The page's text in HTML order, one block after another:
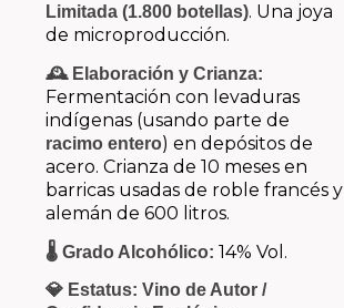
Limitada (1.800 botellas). Una joya
de microproducción.
🕰️ Elaboración y Crianza:
Fermentación con levaduras
indígenas (usando parte de
racimo entero) en depósitos de
acero. Crianza de 10 meses en
barricas usadas de roble francés y
alemán de 600 litros.
🌡️ Grado Alcohólico: 14% Vol.
💎 Estatus: Vino de Autor /